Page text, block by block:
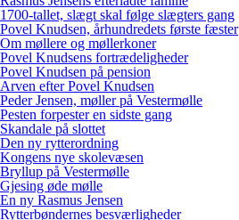
1700-tallet, slægt skal følge slægters gang
Povel Knudsen, århundredets første fæster
Om møllere og møllerkoner
Povel Knudsens fortrædeligheder
Povel Knudsen på pension
Arven efter Povel Knudsen
Peder Jensen, møller på Vestermølle
Pesten forpester en sidste gang
Skandale på slottet
Den ny rytterordning
Kongens nye skolevæsen
Bryllup på Vestermølle
Gjesing øde mølle
En ny Rasmus Jensen
Rytterbøndernes besværligheder